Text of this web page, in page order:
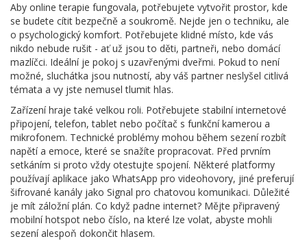
Aby online terapie fungovala, potřebujete vytvořit prostor, kde
se budete cítit bezpečně a soukromě. Nejde jen o techniku, ale
o psychologický komfort. Potřebujete klidné místo, kde vás
nikdo nebude rušit - ať už jsou to děti, partneři, nebo domácí
mazlíčci. Ideální je pokoj s uzavřenými dveřmi. Pokud to není
možné, sluchátka jsou nutností, aby váš partner neslyšel citlivá
témata a vy jste nemusel tlumit hlas.
Zařízení hraje také velkou roli. Potřebujete stabilní internetové
připojení, telefon, tablet nebo počítač s funkční kamerou a
mikrofonem. Technické problémy mohou během sezení rozbít
napětí a emoce, které se snažíte propracovat. Před prvním
setkáním si proto vždy otestujte spojení. Některé platformy
používají aplikace jako WhatsApp pro videohovory, jiné preferují
šifrované kanály jako Signal pro chatovou komunikaci. Důležité
je mít záložní plán. Co když padne internet? Mějte připravený
mobilní hotspot nebo číslo, na které lze volat, abyste mohli
sezení alespoň dokončit hlasem.